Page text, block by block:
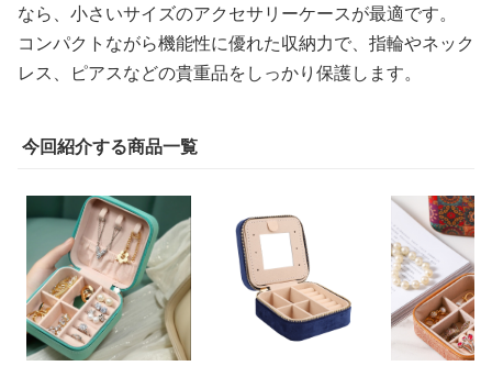
なら、小さいサイズのアクセサリーケースが最適です。
コンパクトながら機能性に優れた収納力で、指輪やネック
レス、ピアスなどの貴重品をしっかり保護します。
今回紹介する商品一覧